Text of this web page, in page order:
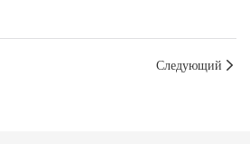
Следующий